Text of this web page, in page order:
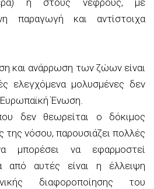
ή στους νεφρούς, με
παραγωγή και αντίστοιχα
και ανάρρωση των ζώων είναι
ελεγχόμενα μολυσμένες δεν
Ευρωπαϊκή Ένωση.
δεν θεωρείται ο δόκιμος
της νόσου, παρουσιάζει πολλές
μπορέσει να εφαρμοστεί
από αυτές είναι η έλλειψη
διαφοροποίησης του